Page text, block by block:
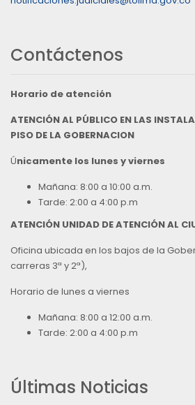
Contáctenos
Horario de atención
ATENCIÓN AL PÚBLICO EN LAS
PISO DE LA GOBERNACION
Únicamente los lunes y viernes
Mañana: 8:00 a 10:00 a.m.
Tarde: 2:00 a 4:00 p.m
ATENCIÓN UNIDAD DE ATENCIÓN AL
Oficina ubicada en los bajos de la
carreras 3ª y 2ª),
Horario de lunes a viernes
Mañana: 8:00 a 12:00 a.m.
Tarde: 2:00 a 4:00 p.m
Últimas Noticias